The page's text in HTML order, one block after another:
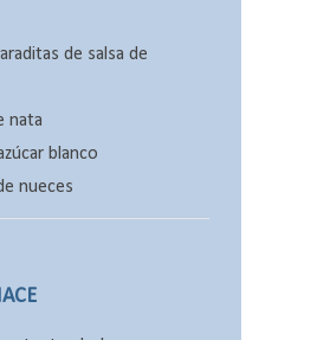
de salsa de
nata
blanco
nueces